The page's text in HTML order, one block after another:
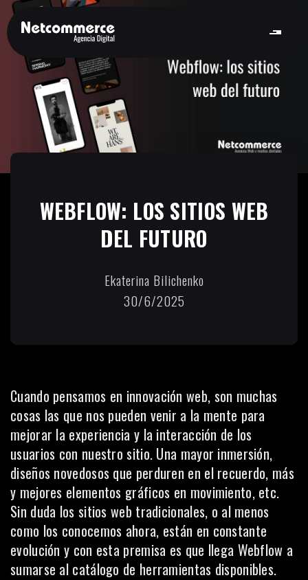
WEBFLOW: LOS SITIOS WEB
DEL FUTURO
Ekaterina Bilichenko
30/6/2025
Cuando pensamos en innovación web, son muchas
cosas las que nos pueden venir a la mente para
mejorar la experiencia y la interacción de los
usuarios con nuestro sitio. Una mayor inmersión,
diseños novedosos que perduren en el recuerdo, más
y mejores elementos gráficos en movimiento, etc.
Sin duda los sitios web tradicionales, o al menos
como los conocemos ahora, están en constante
evolución y con esta premisa es que llega Webflow a
sumarse al catálogo de herramientas disponibles.